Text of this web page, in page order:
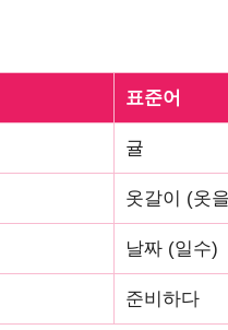
표준어
귤
옷갈이 (옷
날짜 (일수)
준비하다